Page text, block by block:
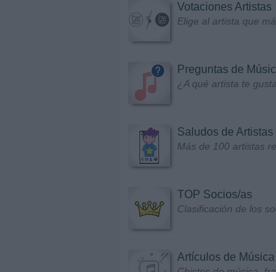
Votaciones Artistas
Elige al artista que
Preguntas de
¿A qué artista te
Saludos de Artistas
Más de 100 artistas
TOP Socios/as
Clasificación de los
Artículos de Música